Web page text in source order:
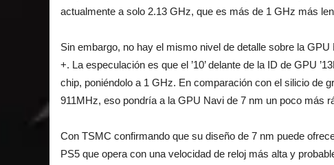
actualmente a solo 2.13 GHz, que es más de 1 GHz más
Sin embargo, no hay el mismo nivel de detalle sobre la
+. La especulación es que el ’10’ delante de la ID de GPU
chip, poniéndolo a 1 GHz. En comparación con el silicio de
911MHz, eso pondría a la GPU Navi de 7 nm un poco más
Con TSMC confirmando que su diseño de 7 nm puede
PS5 que opera con una velocidad de reloj más alta y